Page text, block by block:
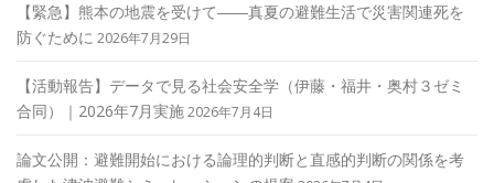
【緊急】熊本の地震を受けて――真夏の避難生活で災害関連死を
防ぐために 2026年7月29日
【活動報告】データで見る社会安全学（伊藤・福井・奥村３ゼミ
合同）｜2026年7月実施2026年7月4日
論文公開：避難開始における論理的判断と直感的判断の関係を考